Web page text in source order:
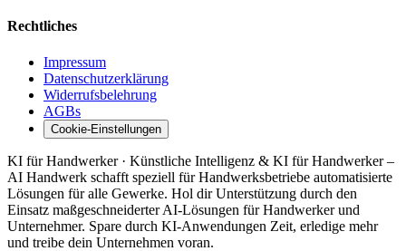
Rechtliches
Impressum
Datenschutzerklärung
Widerrufsbelehrung
AGBs
Cookie-Einstellungen
KI für Handwerker · Künstliche Intelligenz & KI für Handwerker –
AI Handwerk schafft speziell für Handwerksbetriebe automatisierte
Lösungen für alle Gewerke. Hol dir Unterstützung durch den
Einsatz maßgeschneiderter AI-Lösungen für Handwerker und
Unternehmer. Spare durch KI-Anwendungen Zeit, erledige mehr
und treibe dein Unternehmen voran.